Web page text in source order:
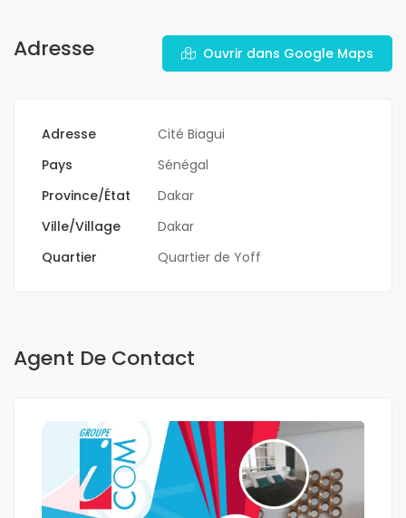
Adresse Ouvrir dans Google Maps
Adresse
Cité Biagui
Pays
Sénégal
Province/État
Dakar
Ville/Village
Dakar
Quartier
Quartier de Yoff
Agent De Contact